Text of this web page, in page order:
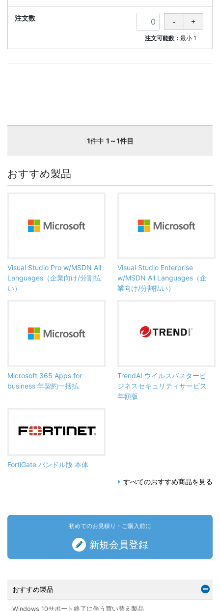
注文可能数：最小 1
1件中 1～1件目
おすすめ製品
Visual Studio Pro w/MSDN All
Languages（企業向け/分割払
い）
Visual Studio Enterprise
w/MSDN All Languages（企
業向け/分割払い）
Microsoft 365 Apps for
business 年契約一括払
TrendAI ウイルスバスタービ
ジネスセキュリティサービス
年額版
FortiGate バンドル版 本体
すべてのおすすめ商品を見る
初めてのお見積り・ご購入前に
新規会員登録
おすすめ製品
Windows 10サポート終了に伴う買い替え製品